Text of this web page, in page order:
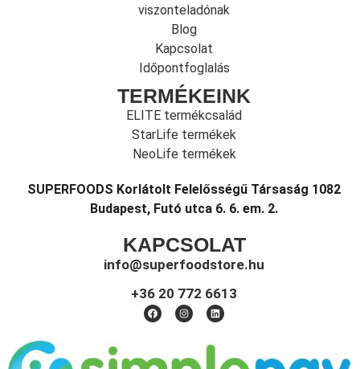
viszonteladónak
Blog
Kapcsolat
Időpontfoglalás
TERMÉKEINK
ELITE termékcsalád
StarLife termékek
NeoLife termékek
SUPERFOODS Korlátolt Felelősségű Társaság 1082
Budapest, Futó utca 6. 6. em. 2.
KAPCSOLAT
info@superfoodstore.hu
+36 20 772 6613